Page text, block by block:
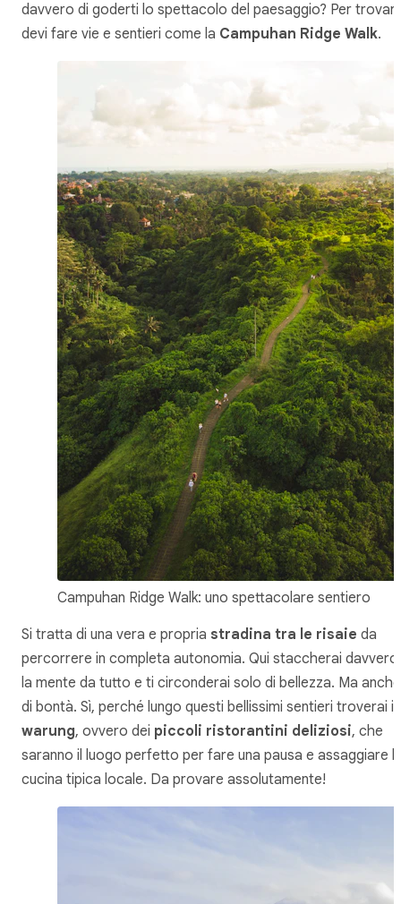
davvero di goderti lo spettacolo del paesaggio? Per
devi fare vie e sentieri come la Campuhan Ridge Walk.
Campuhan Ridge Walk: uno spettacolare sentiero
Si tratta di una vera e propria stradina tra le risaie da
percorrere in completa autonomia. Qui staccherai davvero
la mente da tutto e ti circonderai solo di bellezza. Ma anche
di bontà. Sì, perché lungo questi bellissimi sentieri troverai i
warung, ovvero dei piccoli ristorantini deliziosi, che
saranno il luogo perfetto per fare una pausa e assaggiare
cucina tipica locale. Da provare assolutamente!